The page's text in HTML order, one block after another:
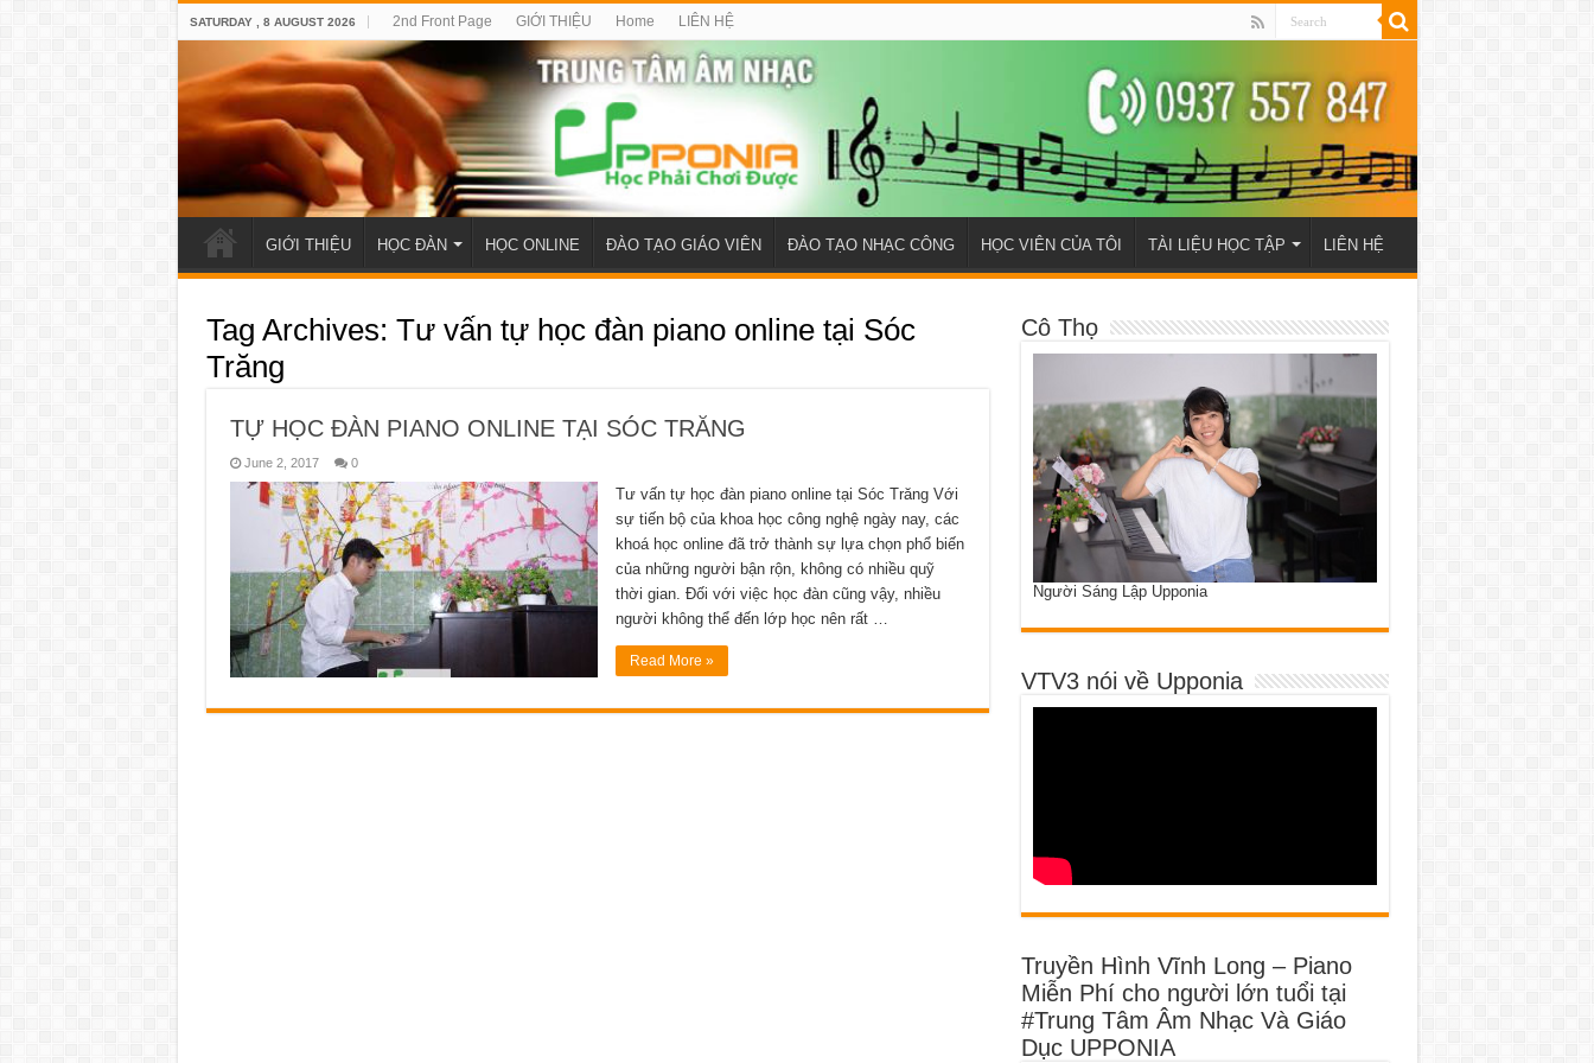
SATURDAY , 8 AUGUST 2026 2nd Front Page GIỚI THIỆU Home LIÊN HỆ
GIỚI THIỆU HỌC ĐÀN HỌC ONLINE ĐÀO TẠO GIÁO VIÊN ĐÀO TẠO NHẠC CÔNG HỌC VIÊN CỦA TÔI TÀI LIỆU HỌC TẬP LIÊN HỆ
Tag Archives: Tư vấn tự học đàn piano online tại Sóc
Trăng
TỰ HỌC ĐÀN PIANO ONLINE TẠI SÓC TRĂNG
June 2, 2017 0
Tư vấn tự học đàn piano online tại Sóc Trăng Với
sự tiến bộ của khoa học công nghệ ngày nay, các
khoá học online đã trở thành sự lựa chọn phổ biến
của những người bận rộn, không có nhiều quỹ
thời gian. Đối với việc học đàn cũng vậy, nhiều
người không thể đến lớp học nên rất …
Read More »
Cô Thọ
Người Sáng Lập Upponia
VTV3 nói về Upponia
Truyền Hình Vĩnh Long – Piano
Miễn Phí cho người lớn tuổi tại
#Trung Tâm Âm Nhạc Và Giáo
Dục UPPONIA